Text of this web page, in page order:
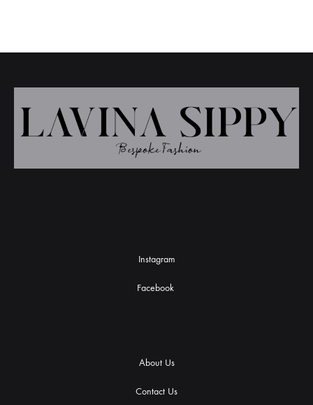
Instagram
Facebook
About Us
Contact Us